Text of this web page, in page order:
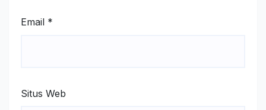
Email *
Situs Web